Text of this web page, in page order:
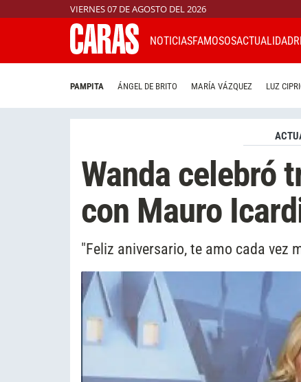
VIERNES 07 DE AGOSTO DEL 2026
NOTICIASFAMOSOSACTUALIDAD
PAMPITA ÁNGEL DE BRITO MARÍA VÁZQUEZ LUZ
Wanda celebró
con Mauro
"Feliz aniversario, te amo cada vez